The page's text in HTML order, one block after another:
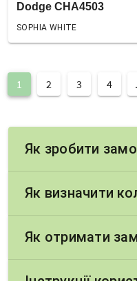
Dodge CHA4503
SOPHIA WHITE
1 2 3 4
Як зробити
Як визначити
Як отримати